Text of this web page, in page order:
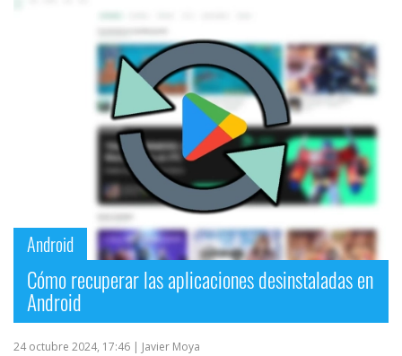
Android
Cómo recuperar las aplicaciones desinstaladas en
Android
24 octubre 2024, 17:46 | Javier Moya